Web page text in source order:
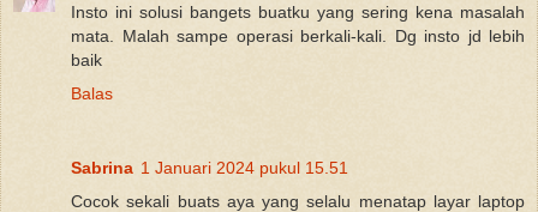
Insto ini solusi bangets buatku yang sering kena masalah
mata. Malah sampe operasi berkali-kali. Dg insto jd lebih
baik
Balas
Sabrina 1 Januari 2024 pukul 15.51
Cocok sekali buats aya yang selalu menatap layar laptop